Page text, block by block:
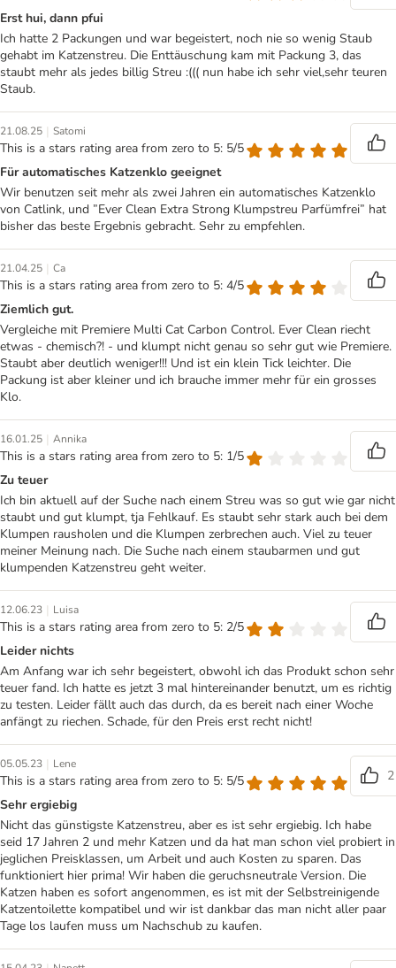
Erst hui, dann pfui
Ich hatte 2 Packungen und war begeistert, noch nie so wenig Staub
gehabt im Katzenstreu. Die Enttäuschung kam mit Packung 3, das
staubt mehr als jedes billig Streu :((( nun habe ich sehr viel,sehr teuren
Staub.
21.08.25 | Satomi
This is a stars rating area from zero to 5: 5/5
Für automatisches Katzenklo geeignet
Wir benutzen seit mehr als zwei Jahren ein automatisches Katzenklo
von Catlink, und ”Ever Clean Extra Strong Klumpstreu Parfümfrei” hat
bisher das beste Ergebnis gebracht. Sehr zu empfehlen.
21.04.25 | Ca
This is a stars rating area from zero to 5: 4/5
Ziemlich gut.
Vergleiche mit Premiere Multi Cat Carbon Control. Ever Clean riecht
etwas - chemisch?! - und klumpt nicht genau so sehr gut wie Premiere.
Staubt aber deutlich weniger!!! Und ist ein klein Tick leichter. Die
Packung ist aber kleiner und ich brauche immer mehr für ein grosses
Klo.
16.01.25 | Annika
This is a stars rating area from zero to 5: 1/5
Zu teuer
Ich bin aktuell auf der Suche nach einem Streu was so gut wie gar nicht
staubt und gut klumpt, tja Fehlkauf. Es staubt sehr stark auch bei dem
Klumpen rausholen und die Klumpen zerbrechen auch. Viel zu teuer
meiner Meinung nach. Die Suche nach einem staubarmen und gut
klumpenden Katzenstreu geht weiter.
12.06.23 | Luisa
This is a stars rating area from zero to 5: 2/5
Leider nichts
Am Anfang war ich sehr begeistert, obwohl ich das Produkt schon sehr
teuer fand. Ich hatte es jetzt 3 mal hintereinander benutzt, um es richtig
zu testen. Leider fällt auch das durch, da es bereit nach einer Woche
anfängt zu riechen. Schade, für den Preis erst recht nicht!
05.05.23 | Lene
This is a stars rating area from zero to 5: 5/5
2
Sehr ergiebig
Nicht das günstigste Katzenstreu, aber es ist sehr ergiebig. Ich habe
seid 17 Jahren 2 und mehr Katzen und da hat man schon viel probiert in
jeglichen Preisklassen, um Arbeit und auch Kosten zu sparen. Das
funktioniert hier prima! Wir haben die geruchsneutrale Version. Die
Katzen haben es sofort angenommen, es ist mit der Selbstreinigende
Katzentoilette kompatibel und wir ist dankbar das man nicht aller paar
Tage los laufen muss um Nachschub zu kaufen.